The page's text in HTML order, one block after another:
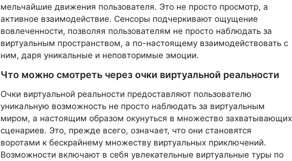
мельчайшие движения пользователя. Это не просто просмотр, а
активное взаимодействие. Сенсоры подчеркивают ощущение
вовлеченности, позволяя пользователям не просто наблюдать за
виртуальным пространством, а по-настоящему взаимодействовать с
ним, даря уникальные и неповторимые эмоции.
Что можно смотреть через очки виртуальной реальности
Очки виртуальной реальности предоставляют пользователю
уникальную возможность не просто наблюдать за виртуальным
миром, а настоящим образом окунуться в множество захватывающих
сценариев. Это, прежде всего, означает, что они становятся
воротами к бескрайнему множеству виртуальных приключений.
Возможности включают в себя увлекательные виртуальные туры по